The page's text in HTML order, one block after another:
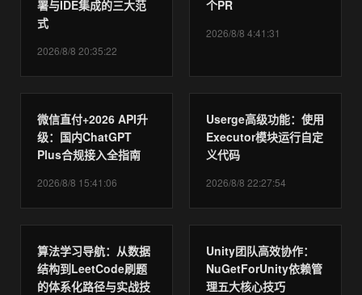
署与IDE集成的三大范
式
2026/8/8 20:35:22
个PR
2026/8/8 4:41:31
微信直付+2026 API升
级：国内ChatGPT
Plus合规接入全指南
2026/8/8 15:41:06
Userge高级功能：使用
Executor模块运行自定
义代码
2026/8/8 22:27:54
算法学习导航：从数据
结构到LeetCode刷题
的体系化路径与实战技
Unity团队高效协作：
NuGetForUnity依赖管
理五大核心技巧